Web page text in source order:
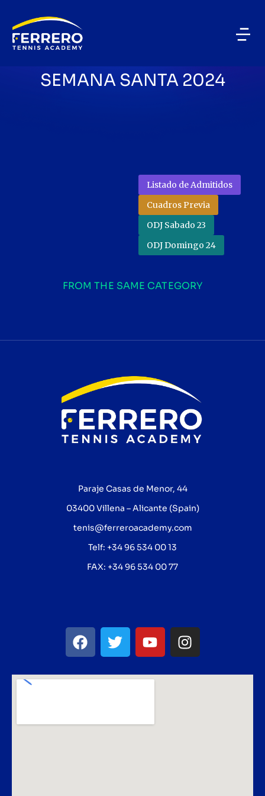
UNCATEGORIZED
SEMANA SANTA 2024
Listado de Admitidos
Cuadros Previa
ODJ Sabado 23
ODJ Domingo 24
FROM THE SAME CATEGORY
Paraje Casas de Menor, 44
03400 Villena – Alicante (Spain)
tenis@ferreroacademy.com
Telf: +34 96 534 00 13
FAX: +34 96 534 00 77